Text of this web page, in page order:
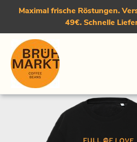
Direkt
Maximal frische Röstungen.
49€. Schnelle
Startseite › T-Shirt "#Fullofspiritz"